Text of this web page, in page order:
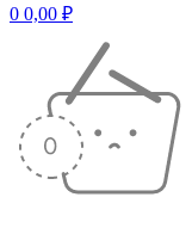
0 0,00 ₽